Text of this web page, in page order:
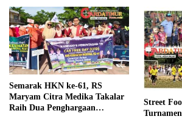
Semarak HKN ke-61, RS
Maryam Citra Medika Takalar
Raih Dua Penghargaan
Street